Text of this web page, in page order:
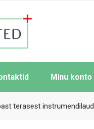
Minu konto
terasest instrumendilaud